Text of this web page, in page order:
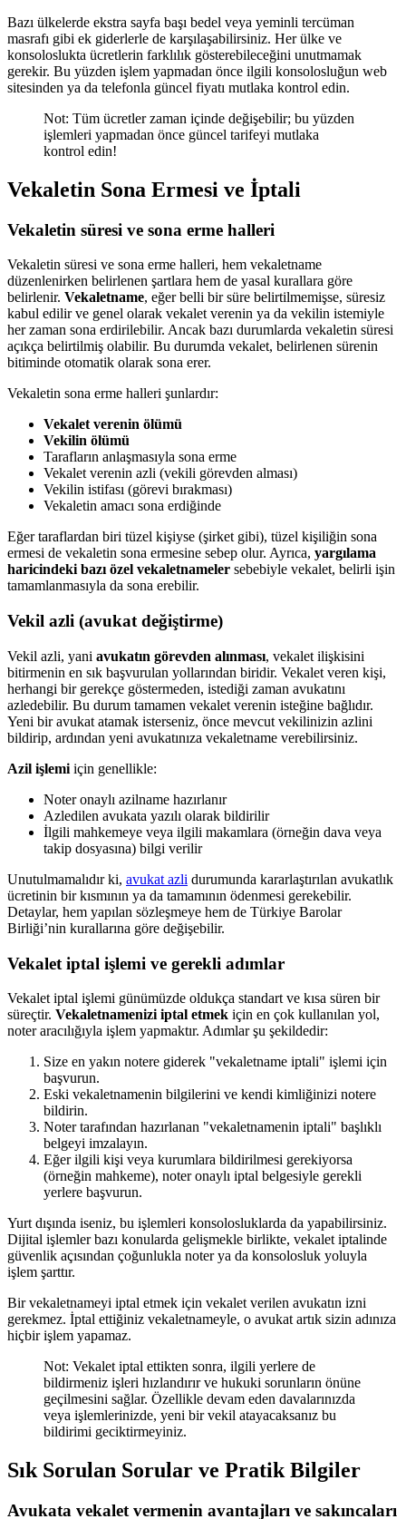
Bazı ülkelerde ekstra sayfa başı bedel veya yeminli tercüman
masrafı gibi ek giderlerle de karşılaşabilirsiniz. Her ülke ve
konsoloslukta ücretlerin farklılık gösterebileceğini unutmamak
gerekir. Bu yüzden işlem yapmadan önce ilgili konsolosluğun web
sitesinden ya da telefonla güncel fiyatı mutlaka kontrol edin.
Not: Tüm ücretler zaman içinde değişebilir; bu yüzden
işlemleri yapmadan önce güncel tarifeyi mutlaka
kontrol edin!
Vekaletin Sona Ermesi ve İptali
Vekaletin süresi ve sona erme halleri
Vekaletin süresi ve sona erme halleri, hem vekaletname
düzenlenirken belirlenen şartlara hem de yasal kurallara göre
belirlenir. Vekaletname, eğer belli bir süre belirtilmemişse, süresiz
kabul edilir ve genel olarak vekalet verenin ya da vekilin istemiyle
her zaman sona erdirilebilir. Ancak bazı durumlarda vekaletin süresi
açıkça belirtilmiş olabilir. Bu durumda vekalet, belirlenen sürenin
bitiminde otomatik olarak sona erer.
Vekaletin sona erme halleri şunlardır:
Vekalet verenin ölümü
Vekilin ölümü
Tarafların anlaşmasıyla sona erme
Vekalet verenin azli (vekili görevden alması)
Vekilin istifası (görevi bırakması)
Vekaletin amacı sona erdiğinde
Eğer taraflardan biri tüzel kişiyse (şirket gibi), tüzel kişiliğin sona
ermesi de vekaletin sona ermesine sebep olur. Ayrıca, yargılama
haricindeki bazı özel vekaletnameler sebebiyle vekalet, belirli işin
tamamlanmasıyla da sona erebilir.
Vekil azli (avukat değiştirme)
Vekil azli, yani avukatın görevden alınması, vekalet ilişkisini
bitirmenin en sık başvurulan yollarından biridir. Vekalet veren kişi,
herhangi bir gerekçe göstermeden, istediği zaman avukatını
azledebilir. Bu durum tamamen vekalet verenin isteğine bağlıdır.
Yeni bir avukat atamak isterseniz, önce mevcut vekilinizin azlini
bildirip, ardından yeni avukatınıza vekaletname verebilirsiniz.
Azil işlemi için genellikle:
Noter onaylı azilname hazırlanır
Azledilen avukata yazılı olarak bildirilir
İlgili mahkemeye veya ilgili makamlara (örneğin dava veya
takip dosyasına) bilgi verilir
Unutulmamalıdır ki, avukat azli durumunda kararlaştırılan avukatlık
ücretinin bir kısmının ya da tamamının ödenmesi gerekebilir.
Detaylar, hem yapılan sözleşmeye hem de Türkiye Barolar
Birliği’nin kurallarına göre değişebilir.
Vekalet iptal işlemi ve gerekli adımlar
Vekalet iptal işlemi günümüzde oldukça standart ve kısa süren bir
süreçtir. Vekaletnamenizi iptal etmek için en çok kullanılan yol,
noter aracılığıyla işlem yapmaktır. Adımlar şu şekildedir:
Size en yakın notere giderek "vekaletname iptali" işlemi için
başvurun.
Eski vekaletnamenin bilgilerini ve kendi kimliğinizi notere
bildirin.
Noter tarafından hazırlanan "vekaletnamenin iptali" başlıklı
belgeyi imzalayın.
Eğer ilgili kişi veya kurumlara bildirilmesi gerekiyorsa
(örneğin mahkeme), noter onaylı iptal belgesiyle gerekli
yerlere başvurun.
Yurt dışında iseniz, bu işlemleri konsolosluklarda da yapabilirsiniz.
Dijital işlemler bazı konularda gelişmekle birlikte, vekalet iptalinde
güvenlik açısından çoğunlukla noter ya da konsolosluk yoluyla
işlem şarttır.
Bir vekaletnameyi iptal etmek için vekalet verilen avukatın izni
gerekmez. İptal ettiğiniz vekaletnameyle, o avukat artık sizin adınıza
hiçbir işlem yapamaz.
Not: Vekalet iptal ettikten sonra, ilgili yerlere de
bildirmeniz işleri hızlandırır ve hukuki sorunların önüne
geçilmesini sağlar. Özellikle devam eden davalarınızda
veya işlemlerinizde, yeni bir vekil atayacaksanız bu
bildirimi geciktirmeyiniz.
Sık Sorulan Sorular ve Pratik Bilgiler
Avukata vekalet vermenin avantajları ve sakıncaları